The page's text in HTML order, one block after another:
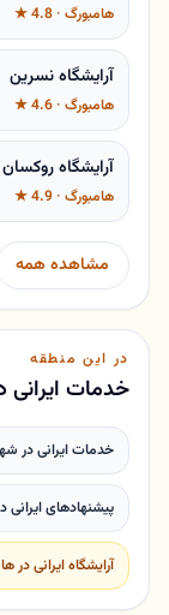
هامبورگ · 4.8 ★
آرایشگاه نسرین
هامبورگ · 4.6 ★
آرایشگاه روکسان
هامبورگ · 4.9 ★
مشاهده همه
در این منطقه
خدمات ایرانی
خدمات ایرانی در
پیشنهادهای ایرانی
آرایشگاه ایرانی در